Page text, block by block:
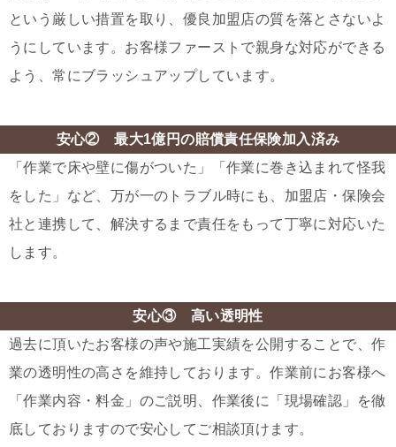
という厳しい措置を取り、優良加盟店の質を落とさないよ
うにしています。お客様ファーストで親身な対応ができる
よう、常にブラッシュアップしています。
安心② 最大1億円の賠償責任保険加入済み
「作業で床や壁に傷がついた」「作業に巻き込まれて怪我
をした」など、万が一のトラブル時にも、加盟店・保険会
社と連携して、解決するまで責任をもって丁寧に対応いた
します。
安心③ 高い透明性
過去に頂いたお客様の声や施工実績を公開することで、作
業の透明性の高さを維持しております。作業前にお客様へ
「作業内容・料金」のご説明、作業後に「現場確認」を徹
底しておりますので安心してご相談頂けます。